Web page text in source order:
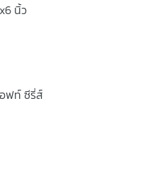
นิ้ว
ฟท์ ซีรี่ส์